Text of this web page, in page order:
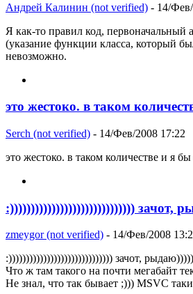
Андрей Калинин (not verified) - 14/
Я как-то правил код, первоначальный
(указание функции класса, который
невозможно.
это жестоко. в таком
Serch (not verified) - 14/Фев/2008 17:22
это жестоко. в таком количестве и я
:)))))))))))))))))))))))))))))) зачот,
zmeygor (not verified) - 14/Фев/2008
:)))))))))))))))))))))))))))))) зачот,
Что ж там такого на почти мегабайт
Не знал, что так бывает ;))) MSVC